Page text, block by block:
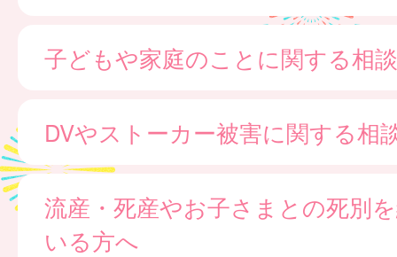
子どもや家庭のことに関する相談
DVやストーカー被害に関する相
流産・死産やお子さまとの死別
いる方へ